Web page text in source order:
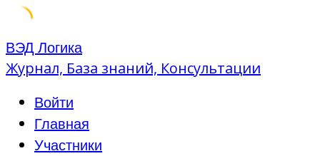
Skip
to
ВЭД Логика
Журнал, База знаний, Консультации
Войти
Главная
Участники